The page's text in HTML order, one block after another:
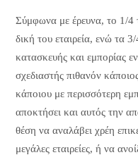
Σύμφωνα με έρευνα, το 1/4
δική του εταιρεία, ενώ τα
κατασκευής και εμπορίας
σχεδιαστής πιθανόν
κάποιου με περισσότερη
αποκτήσει και αυτός την
θέση να αναλάβει χρέη
μεγάλες εταιρείες, ή να